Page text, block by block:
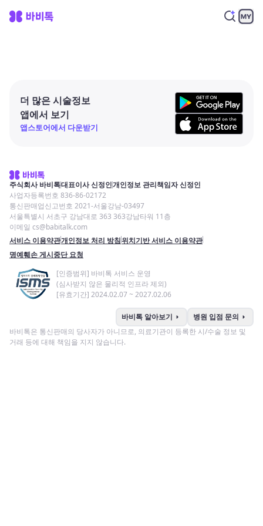
더 많은 시술정보
앱에서 보기
앱스토어에서 다운받기
주식회사 바비톡대표이사 신정인개인정보 관리책임자 신정인
사업자등록번호 836-86-02172
통신판매업신고번호 2021-서울강남-03497
서울특별시 서초구 강남대로 363 363강남타워 11층
이메일 cs@babitalk.com
서비스 이용약관개인정보 처리 방침위치기반 서비스 이용약관
명예훼손 게시중단 요청
[인증범위] 바비톡 서비스 운영
(심사받지 않은 물리적 인프라 제외)
[유효기간] 2024.02.07 ~ 2027.02.06
바비톡 알아보기 arrow_right 병원 입점 문의 arrow_right
바비톡은 통신판매의 당사자가 아니므로, 의료기관이 등록한 시/수술 정보 및
거래 등에 대해 책임을 지지 않습니다.